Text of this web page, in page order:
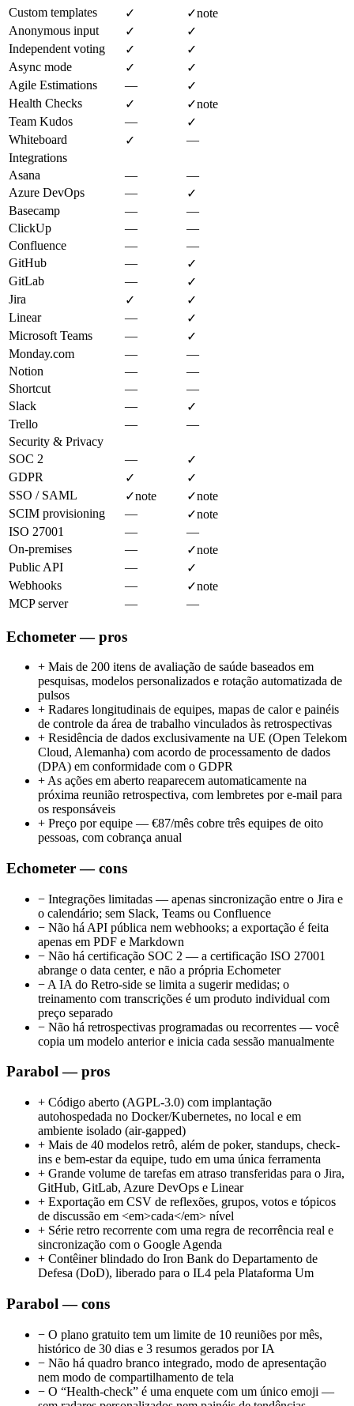
Custom templates
✓ ✓note
Anonymous input
✓
✓
Independent voting
✓
✓
Async mode
✓
✓
Agile Estimations
—
✓
Health Checks
✓ ✓note
Team Kudos
—
✓
Whiteboard
✓
—
Integrations
Asana
—
—
Azure DevOps
—
✓
Basecamp
—
—
ClickUp
—
—
Confluence
—
—
GitHub
—
✓
GitLab
—
✓
Jira
✓
✓
Linear
—
✓
Microsoft Teams
—
✓
Monday.com
—
—
Notion
—
—
Shortcut
—
—
Slack
—
✓
Trello
—
—
Security & Privacy
SOC 2
—
✓
GDPR
✓
✓
SSO / SAML
✓note ✓note
SCIM provisioning
— ✓note
ISO 27001
—
—
On-premises
— ✓note
Public API
—
✓
Webhooks
— ✓note
MCP server
— —
Echometer — pros
+ Mais de 200 itens de avaliação de saúde baseados em
pesquisas, modelos personalizados e rotação automatizada de
pulsos
+ Radares longitudinais de equipes, mapas de calor e painéis
de controle da área de trabalho vinculados às retrospectivas
+ Residência de dados exclusivamente na UE (Open Telekom
Cloud, Alemanha) com acordo de processamento de dados
(DPA) em conformidade com o GDPR
+ As ações em aberto reaparecem automaticamente na
próxima reunião retrospectiva, com lembretes por e-mail para
os responsáveis
+ Preço por equipe — €87/mês cobre três equipes de oito
pessoas, com cobrança anual
Echometer — cons
− Integrações limitadas — apenas sincronização entre o Jira e
o calendário; sem Slack, Teams ou Confluence
− Não há API pública nem webhooks; a exportação é feita
apenas em PDF e Markdown
− Não há certificação SOC 2 — a certificação ISO 27001
abrange o data center, e não a própria Echometer
− A IA do Retro-side se limita a sugerir medidas; o
treinamento com transcrições é um produto individual com
preço separado
− Não há retrospectivas programadas ou recorrentes — você
copia um modelo anterior e inicia cada sessão manualmente
Parabol — pros
+ Código aberto (AGPL-3.0) com implantação
autohospedada no Docker/Kubernetes, no local e em
ambiente isolado (air-gapped)
+ Mais de 40 modelos retrô, além de poker, standups, check-
ins e bem-estar da equipe, tudo em uma única ferramenta
+ Grande volume de tarefas em atraso transferidas para o Jira,
GitHub, GitLab, Azure DevOps e Linear
+ Exportação em CSV de reflexões, grupos, votos e tópicos
de discussão em <em>cada</em> nível
+ Série retro recorrente com uma regra de recorrência real e
sincronização com o Google Agenda
+ Contêiner blindado do Iron Bank do Departamento de
Defesa (DoD), liberado para o IL4 pela Plataforma Um
Parabol — cons
− O plano gratuito tem um limite de 10 reuniões por mês,
histórico de 30 dias e 3 resumos gerados por IA
− Não há quadro branco integrado, modo de apresentação
nem modo de compartilhamento de tela
− O “Health-check” é uma enquete com um único emoji —